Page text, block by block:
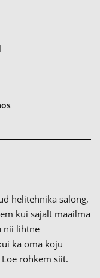
helitehnika salong,
kui sajalt maailma
nii lihtne
ka oma koju
rohkem siit.